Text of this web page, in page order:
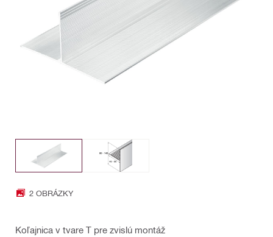
2 OBRÁZKY
Koľajnica v tvare T pre zvislú montáž